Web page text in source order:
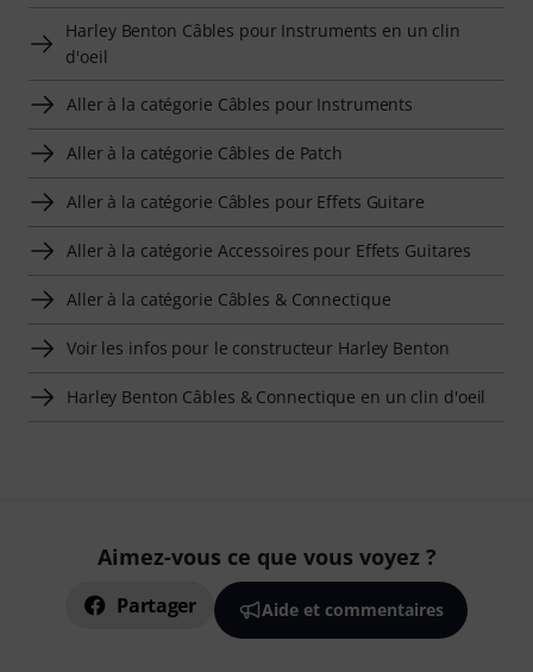
Harley Benton Câbles pour Instruments en un clin
d'oeil
Aller à la catégorie Câbles pour Instruments
Aller à la catégorie Câbles de Patch
Aller à la catégorie Câbles pour Effets Guitare
Aller à la catégorie Accessoires pour Effets Guitares
Aller à la catégorie Câbles & Connectique
Voir les infos pour le constructeur Harley Benton
Harley Benton Câbles & Connectique en un clin d'oeil
Aimez-vous ce que vous voyez ?
Partager Aide et commentaires